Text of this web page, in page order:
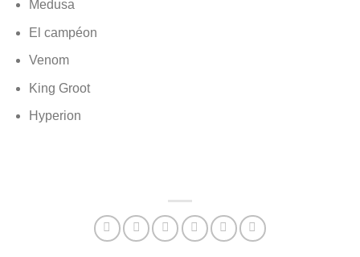
Medusa
El campéon
Venom
King Groot
Hyperion